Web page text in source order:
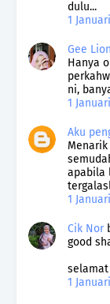
dulu...
1
Gee Lion
Hanya
ni,
1
Aku
apabila
1
Cik Nor
good
selamat
1